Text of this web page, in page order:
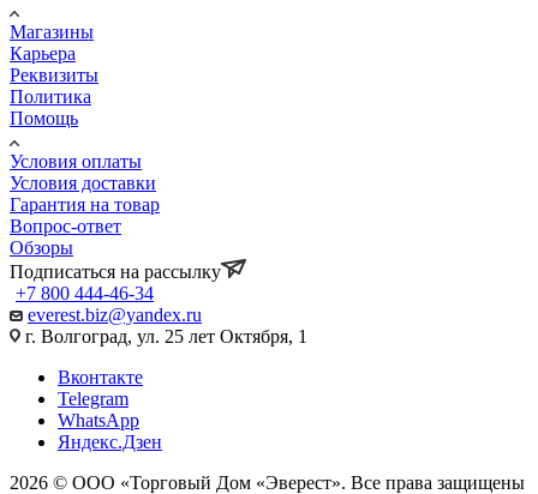
Магазины
Карьера
Реквизиты
Политика
Помощь
Условия оплаты
Условия доставки
Гарантия на товар
Вопрос-ответ
Обзоры
Подписаться на рассылку
+7 800 444-46-34
everest.biz@yandex.ru
г. Волгоград, ул. 25 лет Октября, 1
Вконтакте
Telegram
WhatsApp
Яндекс.Дзен
2026 © ООО «Торговый Дом «Эверест». Все права защищены